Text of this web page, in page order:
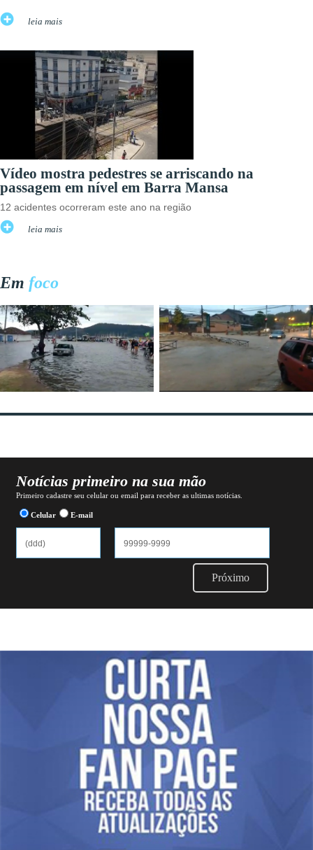
leia mais
Vídeo mostra pedestres se arriscando na
passagem em nível em Barra Mansa
12 acidentes ocorreram este ano na região
leia mais
Em foco
Notícias primeiro na sua mão
Primeiro cadastre seu celular ou email para receber as ultimas notícias.
Celular E-mail
Próximo